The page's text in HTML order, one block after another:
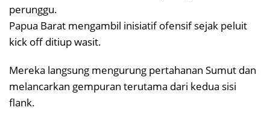
perunggu.
Papua Barat mengambil inisiatif ofensif sejak peluit
kick off ditiup wasit.
Mereka langsung mengurung pertahanan Sumut dan
melancarkan gempuran terutama dari kedua sisi
flank.